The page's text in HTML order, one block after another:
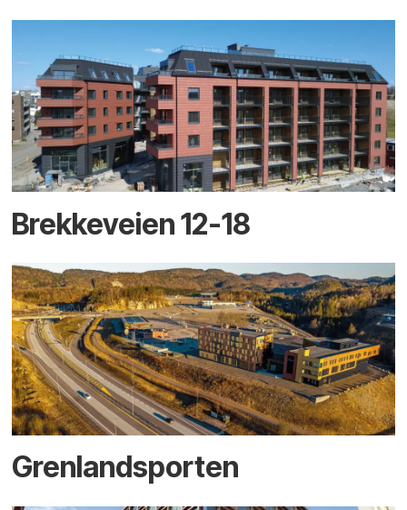
Brekkeveien 12-18
Grenlandsporten